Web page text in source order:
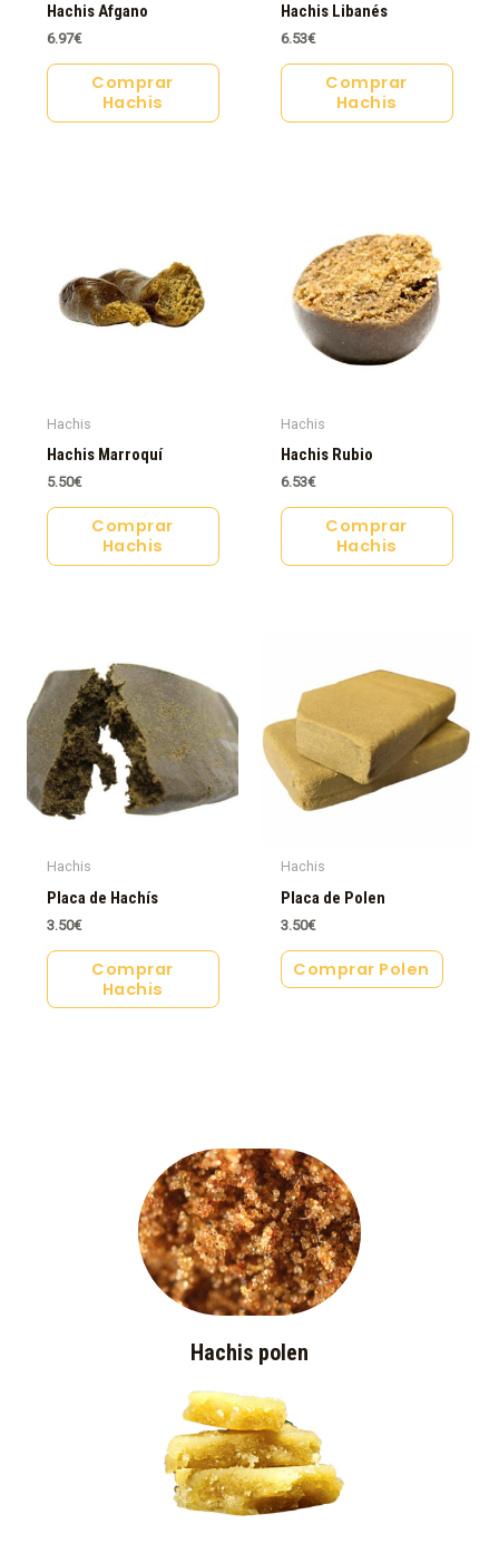
Hachis Afgano
6.97€
Comprar
Hachis
Hachis Libanés
6.53€
Comprar
Hachis
Hachis
Hachis Marroquí
5.50€
Comprar
Hachis
Hachis
Hachis Rubio
6.53€
Comprar
Hachis
Hachis
Placa de Hachís
3.50€
Comprar
Hachis
Hachis
Placa de Polen
3.50€
Comprar Polen
Hachis polen